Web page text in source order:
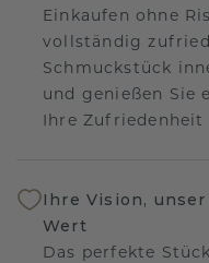
Einkaufen ohne
vollständig
Schmuckstück
und genießen Sie
Ihre Zufriedenheit
Ihre Vision,
Wert
Das perfekte